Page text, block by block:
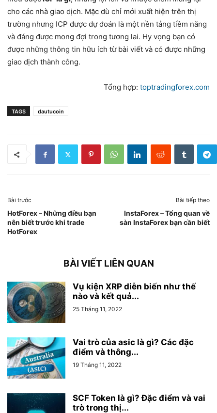
cho các nhà giao dịch. Mặc dù chỉ mới xuất hiện trên thị
trường nhưng ICP được dự đoán là một nền tảng tiềm năng
và đáng được mong đợi trong tương lai. Hy vọng bạn có
được những thông tin hữu ích từ bài viết và có được những
giao dịch thành công.
Tổng hợp: toptradingforex.com
TAGS dautucoin
Bài trước
HotForex – Những điều bạn
nên biết trước khi trade
HotForex
Bài tiếp theo
InstaForex – Tổng quan về
sàn InstaForex bạn cần biết
BÀI VIẾT LIÊN QUAN
Vụ kiện XRP diễn biến như thế
nào và kết quả...
25 Tháng 11, 2022
Vai trò của asic là gì? Các đặc
điểm và thông...
19 Tháng 11, 2022
SCF Token là gì? Đặc điểm và vai
trò trong thị...